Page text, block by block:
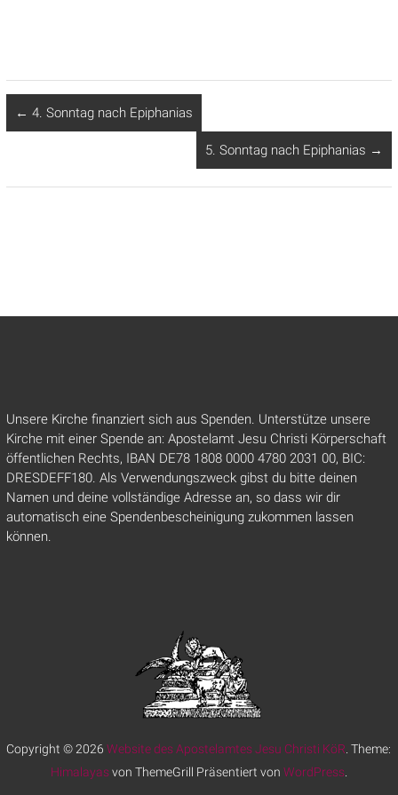
← 4. Sonntag nach Epiphanias
5. Sonntag nach Epiphanias →
Unsere Kirche finanziert sich aus Spenden. Unterstütze unsere
Kirche mit einer Spende an: Apostelamt Jesu Christi Körperschaft
öffentlichen Rechts, IBAN DE78 1808 0000 4780 2031 00, BIC:
DRESDEFF180. Als Verwendungszweck gibst du bitte deinen
Namen und deine vollständige Adresse an, so dass wir dir
automatisch eine Spendenbescheinigung zukommen lassen
können.
Copyright © 2026Website des Apostelamtes Jesu Christi KöR. Theme:
Himalayasvon ThemeGrill Präsentiert von WordPress.